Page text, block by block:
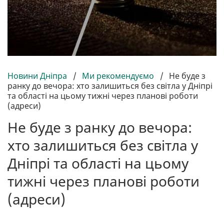
Новини Дніпра / Ми рекомендуємо / Не буде з
ранку до вечора: хто залишиться без світла у Дніпрі
та області на цьому тижні через планові роботи
(адреси)
Не буде з ранку до вечора:
хто залишиться без світла у
Дніпрі та області на цьому
тижні через планові роботи
(адреси)